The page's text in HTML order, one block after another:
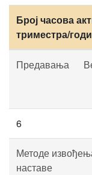
Број часова
триместра/
Предавања
6
Методе
наставе